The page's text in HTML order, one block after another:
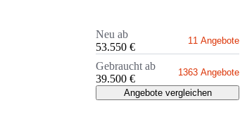
Neu ab
53.550 €
11 Angebote
Gebraucht ab
39.500 €
1363 Angebote
Angebote vergleichen